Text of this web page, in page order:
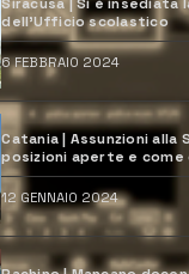
dell’Ufficio scolastico
6 FEBBRAIO 2024
Catania | Assunzioni
posizioni aperte e come
12 GENNAIO 2024